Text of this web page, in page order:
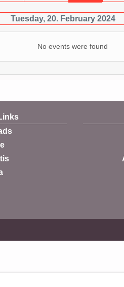
Tuesday, 20. February 2024
No events were found